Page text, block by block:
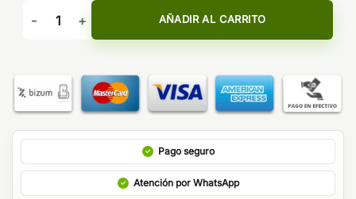
Aroma Crema Santa 15ml/60 Longfill - Bombo cantidad
AÑADIR AL CARRITO
Pago seguro
Atención por WhatsApp